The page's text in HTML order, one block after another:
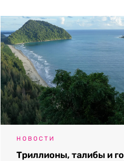
НОВОСТИ
Триллионы, талибы и